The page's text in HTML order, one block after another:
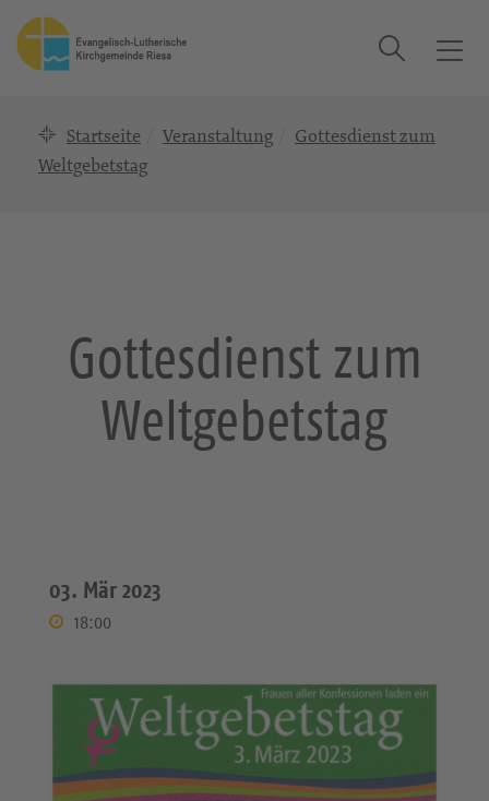
T
Suche
Startseite Veranstaltung
Gottesdienst zum
Weltgebetstag
Gottesdienst zum
Weltgebetstag
03. Mär 2023
18:00